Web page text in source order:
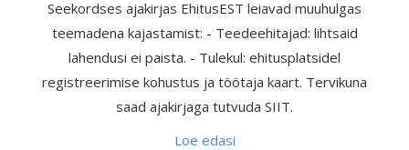
Seekordses ajakirjas EhitusEST leiavad muuhulgas
teemadena kajastamist: - Teedeehitajad: lihtsaid
lahendusi ei paista. - Tulekul: ehitusplatsidel
registreerimise kohustus ja töötaja kaart. Tervikuna
saad ajakirjaga tutvuda SIIT.
Loe edasi